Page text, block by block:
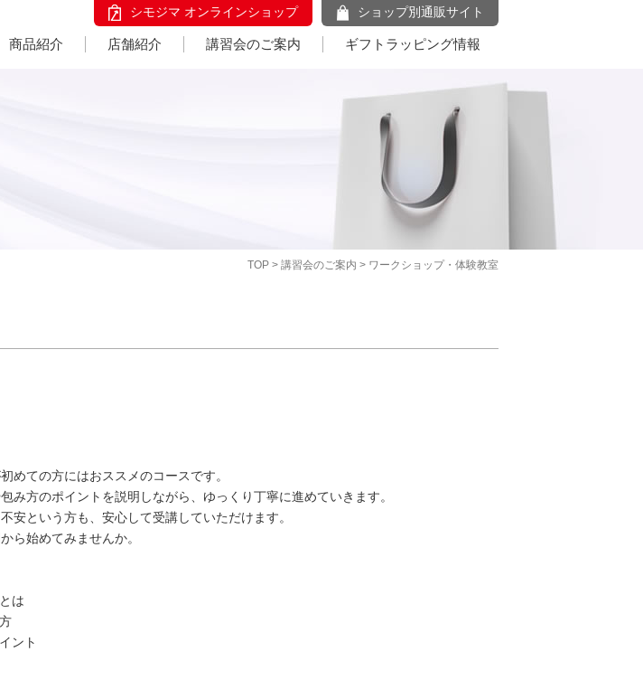
シモジマ オンラインショップ ショップ別通販サイト
商品紹介 店舗紹介 講習会のご案内 ギフトラッピング情報
TOP > 講習会のご案内 > ワークショップ・体験教室
めての方にはおススメのコースです。
み方のポイントを説明しながら、ゆっくり丁寧に進めていきます。
安という方も、安心して受講していただけます。
ら始めてみませんか。
は
ント